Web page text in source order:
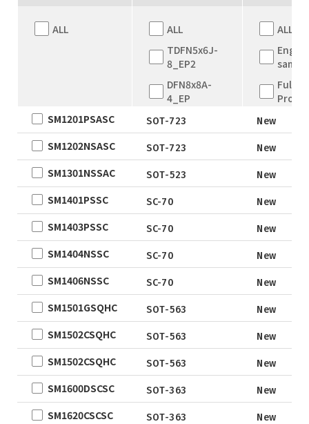
ALL
ALL
TDFN5x6J-
8_EP2
DFN8x8A-
4_EP
DFN8x8A-
4_EP
TDFN5x6
QFN5X5A-
31L
WLCSP
EWLCSP-A
DFN0.6x1.0-
3_EP
TSOT-23
TSOT-23-6
LFPAK
SC-70
SOP
DFN5x6
SOT
ALL
Full
Not
SM1201PSASC SOT-723 New
SM1202NSASC SOT-723 New
SM1301NSSAC SOT-523 New
SM1401PSSC SC-70 New
SM1403PSSC SC-70 New
SM1404NSSC SC-70 New
SM1406NSSC SC-70 New
SM1501GSQHC SOT-563 New
SM1502CSQHC SOT-563 New
SM1502CSQHC SOT-563 New
SM1600DSCSC SOT-363 New
SM1620CSCSC SOT-363 New